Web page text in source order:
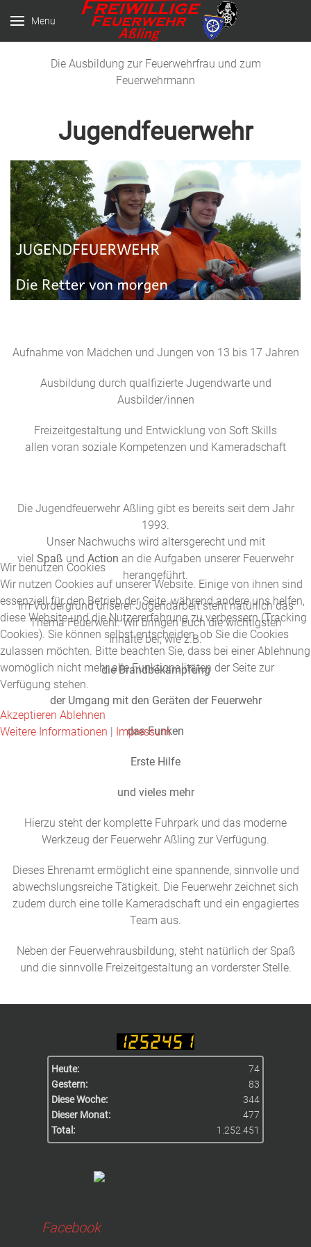
Menu
Die Ausbildung zur Feuerwehrfrau und zum
Feuerwehrmann
Jugendfeuerwehr
Aufnahme von Mädchen und Jungen von 13 bis 17 Jahren
Ausbildung durch qualfizierte Jugendwarte und
Ausbilder/innen
Freizeitgestaltung und Entwicklung von Soft Skills
allen voran soziale Kompetenzen und Kameradschaft
Die Jugendfeuerwehr Aßling gibt es bereits seit dem Jahr
1993.
Unser Nachwuchs wird altersgerecht und mit
viel Spaß und Action an die Aufgaben unserer Feuerwehr
herangeführt.
Im Vordergrund unserer Jugendarbeit steht natürlich das
Thema Feuerwehr. Wir bringen Euch die wichtigsten
Inhalte bei, wie z.B.
die Brandbekämpfung
der Umgang mit den Geräten der Feuerwehr
das Funken
Erste Hilfe
und vieles mehr
Hierzu steht der komplette Fuhrpark und das moderne
Werkzeug der Feuerwehr Aßling zur Verfügung.
Dieses Ehrenamt ermöglicht eine spannende, sinnvolle und
abwechslungsreiche Tätigkeit. Die Feuerwehr zeichnet sich
zudem durch eine tolle Kameradschaft und ein engagiertes
Team aus.
Neben der Feuerwehrausbildung, steht natürlich der Spaß
und die sinnvolle Freizeitgestaltung an vorderster Stelle.
Heute:
74
Gestern:
83
Diese Woche:
344
Dieser Monat:
477
Total:
1.252.451
Facebook
Wir benutzen Cookies
Wir nutzen Cookies auf unserer Website. Einige von ihnen sind
essenziell für den Betrieb der Seite, während andere uns helfen,
diese Website und die Nutzererfahrung zu verbessern (Tracking
Cookies). Sie können selbst entscheiden, ob Sie die Cookies
zulassen möchten. Bitte beachten Sie, dass bei einer Ablehnung
womöglich nicht mehr alle Funktionalitäten der Seite zur
Verfügung stehen.
Akzeptieren Ablehnen
Weitere Informationen | Impressum